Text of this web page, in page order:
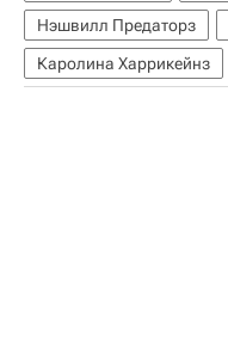
Нэшвилл Предаторз
Каролина Харрикейнз